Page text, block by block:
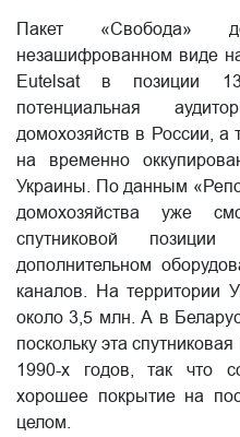
Пакет «Свобода»
незашифрованном виде
Eutelsat в позиции
потенциальная
домохозяйств в России,
на временно
Украины. По данным
домохозяйства уже
спутниковой
дополнительном
каналов. На территории
около 3,5 млн. А в
поскольку эта
1990-х годов, так что
хорошее покрытие на
целом.